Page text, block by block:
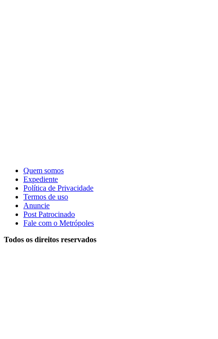
Quem somos
Expediente
Política de Privacidade
Termos de uso
Anuncie
Post Patrocinado
Fale com o Metrópoles
Todos os direitos reservados